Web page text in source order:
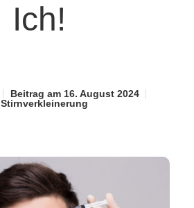
Ich!
Beitrag am16. August 2024
Stirnverkleinerung